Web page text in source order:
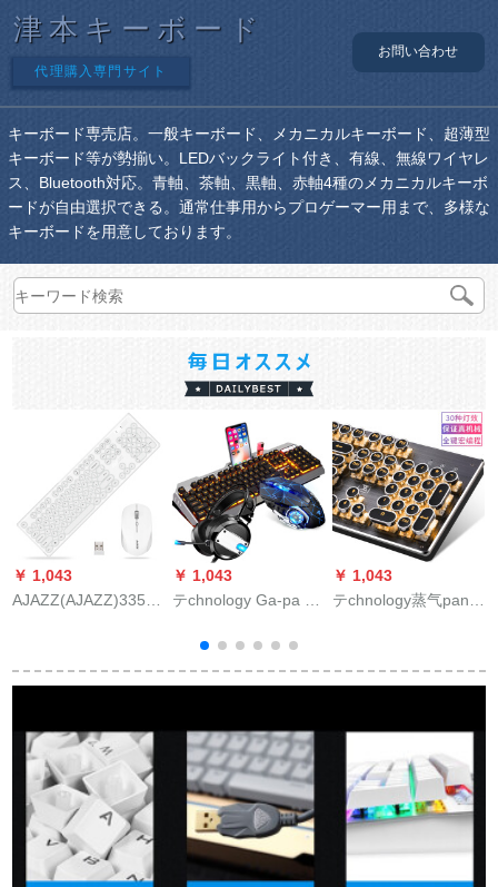
津本キーボード
代理購入専門サイト
お問い合わせ
キーボード専売店。一般キーボード、メカニカルキーボード、超薄型
キーボード等が勢揃い。LEDバックライト付き、有線、無線ワイヤレ
ス、Bluetooth対応。青軸、茶軸、黒軸、赤軸4種のメカニカルキーボ
ードが自由選択できる。通常仕事用からプロゲーマー用まで、多様な
キーボードを用意しております。
￥ 1,043
AJAZZ(AJAZZ)335 i
ボリーのホワイトノ
￥ 1,043
テchnology Ga-pa so
ボタマン+イヤホーン
3点セト
￥ 1,043
テchnology蒸气pan
ンセパンパンパンパ
に電競ゲームゲーム
を食べます。バタフ
ライ青軸104ボタ黄光